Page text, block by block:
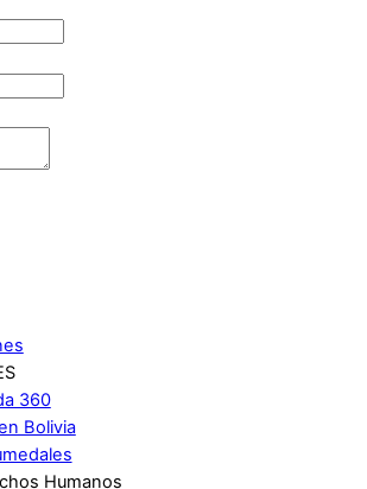
360
Bolivia
Humanos